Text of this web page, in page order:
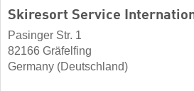
Skiresort Service
Pasinger Str. 1
82166 Gräfelfing
Germany (Deutschland)